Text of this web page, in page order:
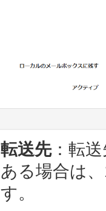
転送先：転
ある場合は
す。